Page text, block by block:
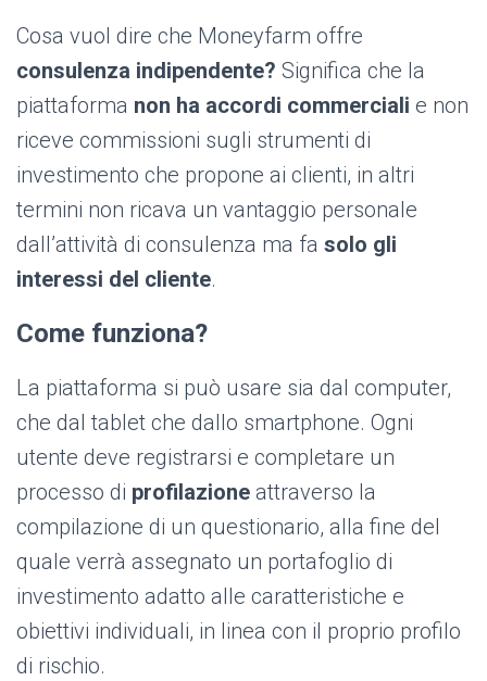
Cosa vuol dire che Moneyfarm offre
consulenza indipendente? Significa che la
piattaforma non ha accordi commerciali e non
riceve commissioni sugli strumenti di
investimento che propone ai clienti, in altri
termini non ricava un vantaggio personale
dall’attività di consulenza ma fa solo gli
interessi del cliente.
Come funziona?
La piattaforma si può usare sia dal computer,
che dal tablet che dallo smartphone. Ogni
utente deve registrarsi e completare un
processo di profilazione attraverso la
compilazione di un questionario, alla fine del
quale verrà assegnato un portafoglio di
investimento adatto alle caratteristiche e
obiettivi individuali, in linea con il proprio profilo
di rischio.